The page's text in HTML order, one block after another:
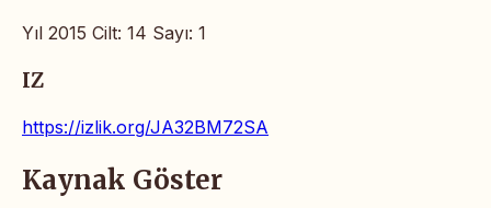
Yıl 2015 Cilt: 14 Sayı: 1
IZ
https://izlik.org/JA32BM72SA
Kaynak Göster